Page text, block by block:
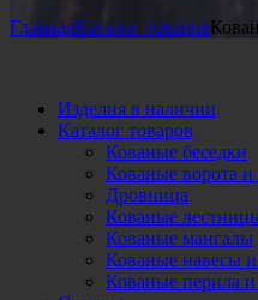
ГлавнаяКаталог товаров
Изделия в наличии
Каталог товаров
Кованые беседки
Кованые ворота
Дровница
Кованые
Кованые мангалы
Кованые навесы
Кованые перила